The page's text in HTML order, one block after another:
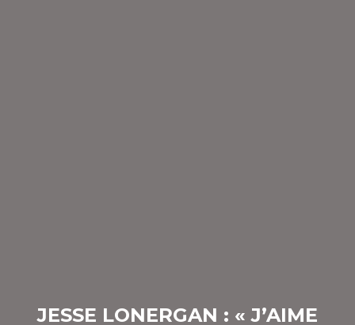
JESSE LONERGAN : « J’AIME